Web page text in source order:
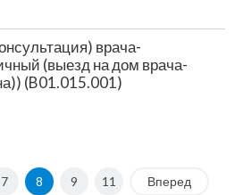
врача-
(выезд на дом врача-
(B01.015.001)
7 8 9 11 Вперед